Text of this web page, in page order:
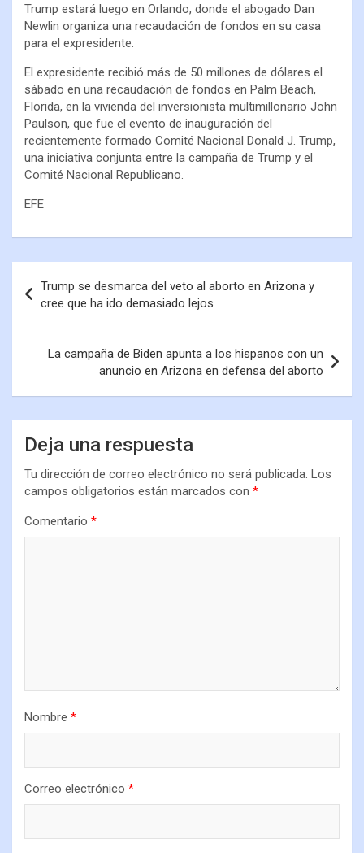
Trump estará luego en Orlando, donde el abogado Dan
Newlin organiza una recaudación de fondos en su casa
para el expresidente.
El expresidente recibió más de 50 millones de dólares el
sábado en una recaudación de fondos en Palm Beach,
Florida, en la vivienda del inversionista multimillonario John
Paulson, que fue el evento de inauguración del
recientemente formado Comité Nacional Donald J. Trump,
una iniciativa conjunta entre la campaña de Trump y el
Comité Nacional Republicano.
EFE
Trump se desmarca del veto al aborto en Arizona y
cree que ha ido demasiado lejos
La campaña de Biden apunta a los hispanos con un
anuncio en Arizona en defensa del aborto
Deja una respuesta
Tu dirección de correo electrónico no será publicada. Los
campos obligatorios están marcados con *
Comentario *
Nombre *
Correo electrónico *